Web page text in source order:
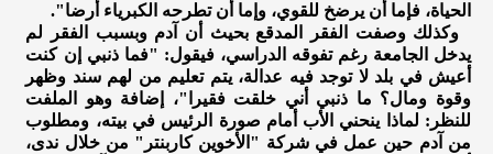
الحياة، فإما أن يرضخ للقوي، وإما أن تطرحه الكبرياء أرضا".
وكذلك وصفت الفقر المدقع بحيث أن آدم وبسبب الفقر لم
يدخل الجامعة رغم تفوقه الدراسي، فيقول: "فما ذنبي إن كنت
أعيش في بلد لا توجد فيه عدالة، يتم تعليم من لهم سند وظهر
وقوة ومال؟ ما ذنبي أني خلقت فقيرا"، إضافة وهو الملفت
للنظر: لماذا ينحني الأب أمام صورة الرئيس في بيته، ومطلوب
من آدم حين عمل في شركة "الأخوين كاربنتر" من خلال ندى،